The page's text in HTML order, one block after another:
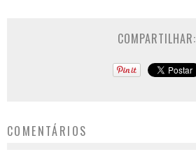
COMPARTILHAR:
COMENTÁRIOS